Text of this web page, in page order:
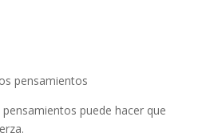
pensamientos
puede hacer que